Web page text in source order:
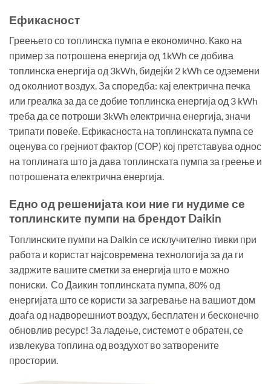
Ефикасност
Греењето со топлинска пумпа е економично. Како на
пример за потрошена енергија од 1kWh се добива
топлинска енергија од 3kWh, бидејќи 2 kWh се одземени
од околниот воздух. За споредба: кај електрична печка
или греалка за да се добие топлинска енергија од 3 kWh
треба да се потроши 3kWh електрична енергија, значи
трипати повеќе. Ефикасноста на топлинската пумпа се
оценува со грејниот фактор (СОР) кој претставува однос
на топлината што ја дава топлинската пумпа за греење и
потрошената електрична енергија.
Едно од решенијата кои ние ги нудиме се
топлинските пумпи на брендот Daikin
Топлинските пумпи на Daikin се исклучително тивки при
работа и користат најсовремена технологија за да ги
задржите вашите сметки за енергија што е можно
пониски. Со Даикин топлинската пумпа, 80% од
енергијата што се користи за загревање на вашиот дом
доаѓа од надворешниот воздух, бесплатен и бесконечно
обновлив ресурс! За ладење, системот е обратен, се
извлекува топлина од воздухот во затворените
простории.